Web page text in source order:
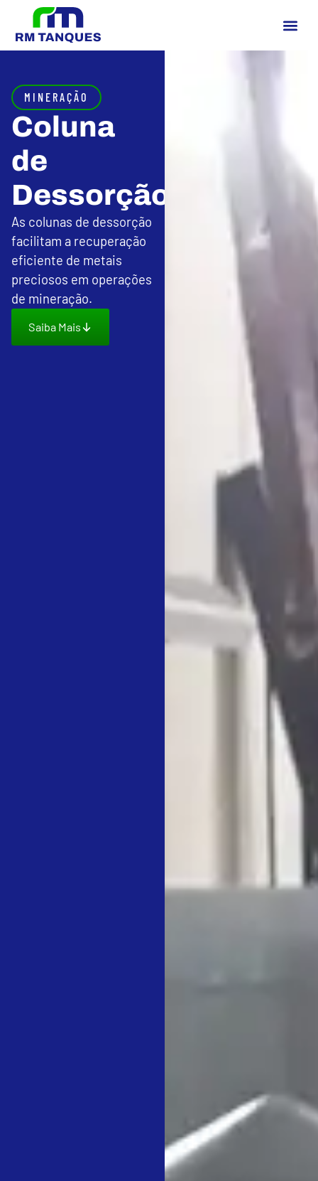
MINERAÇÃO
Coluna
de
Dessorção
As colunas de dessorção
facilitam a recuperação
eficiente de metais
preciosos em operações
de mineração.
Saiba Mais